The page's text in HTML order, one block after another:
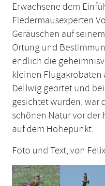
Erwachsene dem
Fledermausexperten
Geräuschen auf
Ortung und
endlich die
kleinen Flugakrobaten
Dellwig geortet und
gesichtet wurden, war
schönen Natur vor
auf dem Höhepunkt.
Foto und Text, von
Show larger version
Show